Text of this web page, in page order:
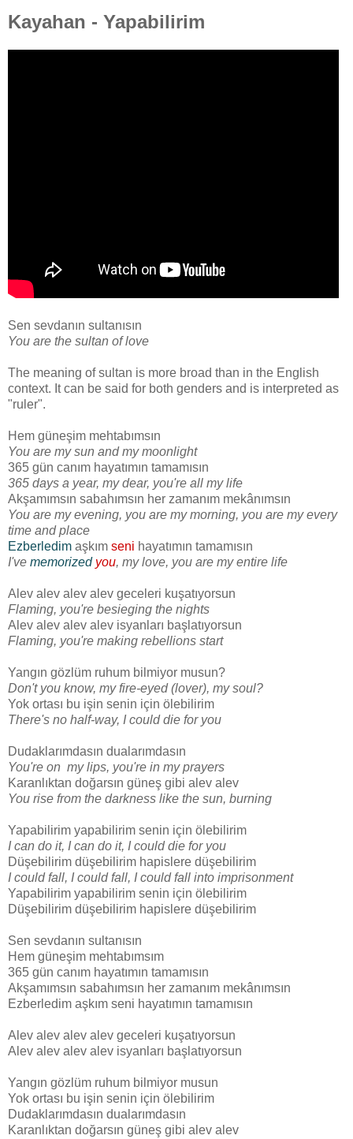
Kayahan - Yapabilirim
Sen sevdanın sultanısın
You are the sultan of love
The meaning of sultan is more broad than in the English
context. It can be said for both genders and is interpreted as
"ruler".
Hem güneşim mehtabımsın
You are my sun and my moonlight
365 gün canım hayatımın tamamısın
365 days a year, my dear, you're all my life
Akşamımsın sabahımsın her zamanım mekânımsın
You are my evening, you are my morning, you are my every
time and place
Ezberledim aşkım seni hayatımın tamamısın
I've memorized you, my love, you are my entire life
Alev alev alev alev geceleri kuşatıyorsun
Flaming, you're besieging the nights
Alev alev alev alev isyanları başlatıyorsun
Flaming, you're making rebellions start
Yangın gözlüm ruhum bilmiyor musun?
Don't you know, my fire-eyed (lover), my soul?
Yok ortası bu işin senin için ölebilirim
There's no half-way, I could die for you
Dudaklarımdasın dualarımdasın
You're on my lips, you're in my prayers
Karanlıktan doğarsın güneş gibi alev alev
You rise from the darkness like the sun, burning
Yapabilirim yapabilirim senin için ölebilirim
I can do it, I can do it, I could die for you
Düşebilirim düşebilirim hapislere düşebilirim
I could fall, I could fall, I could fall into imprisonment
Yapabilirim yapabilirim senin için ölebilirim
Düşebilirim düşebilirim hapislere düşebilirim
Sen sevdanın sultanısın
Hem güneşim mehtabımsım
365 gün canım hayatımın tamamısın
Akşamımsın sabahımsın her zamanım mekânımsın
Ezberledim aşkım seni hayatımın tamamısın
Alev alev alev alev geceleri kuşatıyorsun
Alev alev alev alev isyanları başlatıyorsun
Yangın gözlüm ruhum bilmiyor musun
Yok ortası bu işin senin için ölebilirim
Dudaklarımdasın dualarımdasın
Karanlıktan doğarsın güneş gibi alev alev